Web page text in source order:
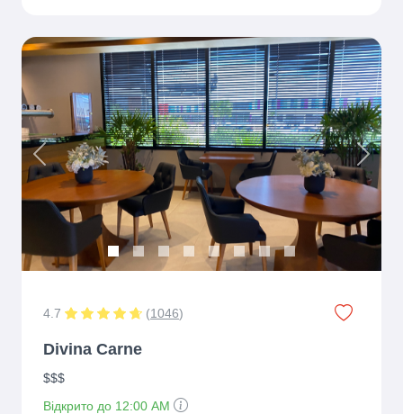
Previous Next
4.7 (1046)
Divina Carne
$$$
Відкрито до 12:00 AM